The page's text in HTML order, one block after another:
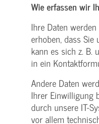
Wie erfassen wir
Ihre Daten
erhoben, dass
kann es sich z. B.
in ein
Andere Daten
Ihrer Einwilligung
durch unsere IT-
vor allem